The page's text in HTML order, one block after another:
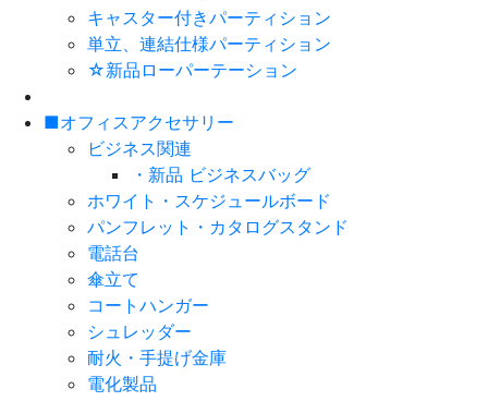
キャスター付きパーティション
単立、連結仕様パーティション
☆新品ローパーテーション
■オフィスアクセサリー
ビジネス関連
・新品 ビジネスバッグ
ホワイト・スケジュールボード
パンフレット・カタログスタンド
電話台
傘立て
コートハンガー
シュレッダー
耐火・手提げ金庫
電化製品